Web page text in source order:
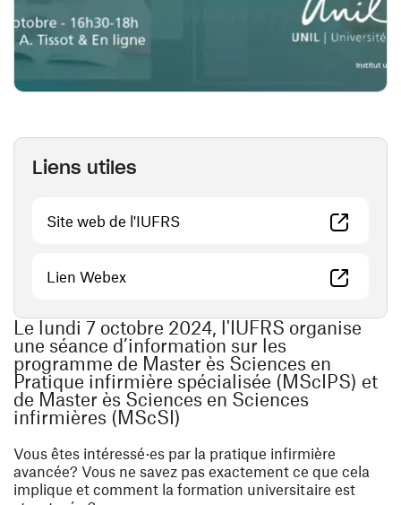
Liens utiles
Site web de l'IUFRS(ouvre une nouvelle fenêtre)
Lien Webex(ouvre une nouvelle fenêtre)
Le lundi 7 octobre 2024, l'IUFRS organise
une séance d’information sur les
programme de Master ès Sciences en
Pratique infirmière spécialisée (MScIPS) et
de Master ès Sciences en Sciences
infirmières (MScSI)
Vous êtes intéressé·es par la pratique infirmière
avancée? Vous ne savez pas exactement ce que cela
implique et comment la formation universitaire est